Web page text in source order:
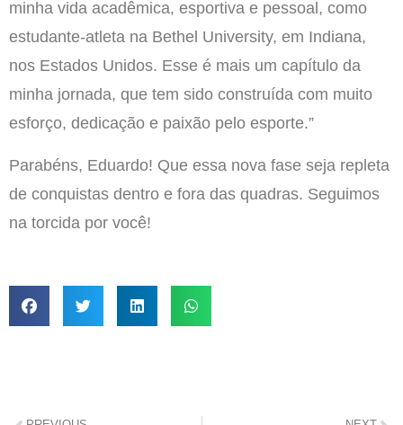
minha vida acadêmica, esportiva e pessoal, como
estudante-atleta na Bethel University, em Indiana,
nos Estados Unidos. Esse é mais um capítulo da
minha jornada, que tem sido construída com muito
esforço, dedicação e paixão pelo esporte.”
Parabéns, Eduardo! Que essa nova fase seja repleta
de conquistas dentro e fora das quadras. Seguimos
na torcida por você!